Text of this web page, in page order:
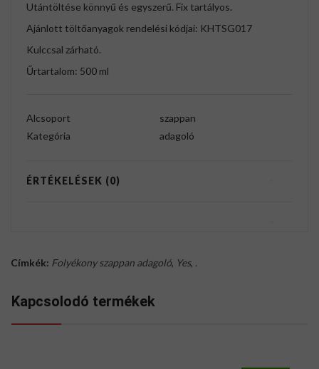
Utántöltése könnyű és egyszerű. Fix tartályos.
Ajánlott töltőanyagok rendelési kódjai: KHTSG017
Kulccsal zárható.
Űrtartalom: 500 ml
Alcsoport
szappan
Kategória
adagoló
ÉRTÉKELÉSEK (0)
Címkék: Folyékony szappan adagoló, Yes, .
Kapcsolodó termékek